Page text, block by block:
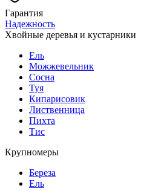
Гарантия
Надежность
Хвойные деревья и кустарники
Ель
Можжевельник
Сосна
Туя
Кипарисовик
Лиственница
Пихта
Тис
Крупномеры
Береза
Ель